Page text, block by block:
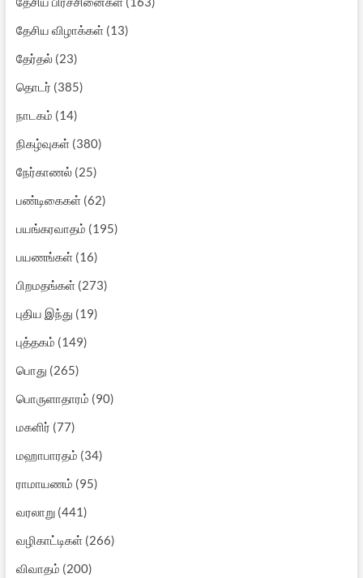
தேசிய விழாக்கள்(13)
தேர்தல்(23)
தொடர் (385)
நாடகம் (14)
நிகழ்வுகள்(380)
நேர்காணல்(25)
பண்டிகைகள்(62)
பயங்கரவாதம் (195)
பயணங்கள்(16)
பிறமதங்கள்(273)
புதிய இந்து (19)
புத்தகம் (149)
பொது (265)
பொருளாதாரம் (90)
மகளிர் (77)
மஹாபாரதம் (34)
ராமாயணம் (95)
வரலாறு(441)
வழிகாட்டிகள்(266)
விவாதம் (200)